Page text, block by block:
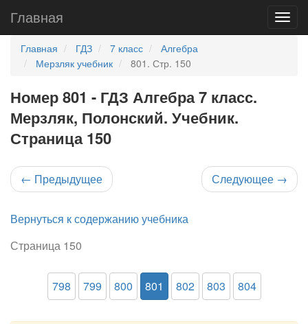
Главная
Главная ГДЗ 7 класс
Алгебра
Мерзляк учебник
801. Стр. 150
Номер 801 - ГДЗ Алгебра 7 класс.
Мерзляк, Полонский. Учебник.
Страница 150
← Предыдущее Следующее →
Вернуться к содержанию учебника
Страница 150
798 799 800 801 802 803 804